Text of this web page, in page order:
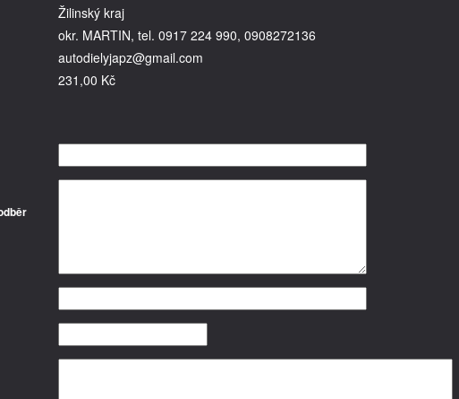
Žilinský kraj
okr. MARTIN, tel. 0917 224 990, 0908272136
autodielyjapz@gmail.com
231,00 Kč